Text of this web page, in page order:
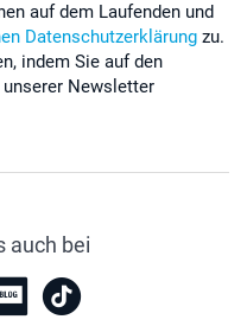
auf dem Laufenden und
Datenschutzerklärung zu.
indem Sie auf den
Newsletter
auch bei